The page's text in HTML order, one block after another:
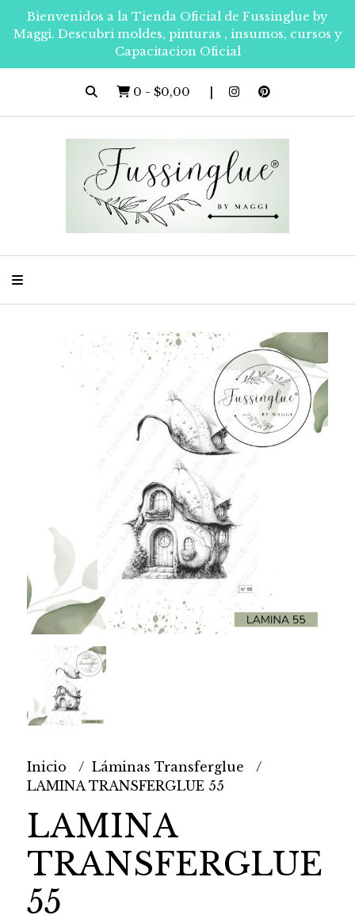
Bienvenidos a la Tienda Oficial de Fussinglue by
Maggi. Descubri moldes, pinturas , insumos, cursos y
Capacitacion Oficial
0 - $0,00
Inicio
Láminas Transferglue
LAMINA TRANSFERGLUE 55
LAMINA
TRANSFERGLUE
55